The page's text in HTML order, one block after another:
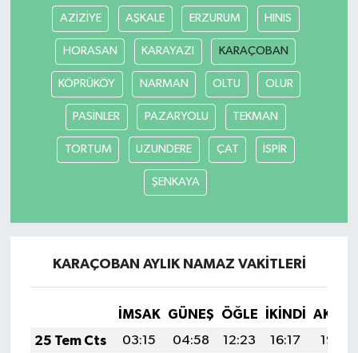
AZİZİYE AŞKALE ERZURUM HINIS
HORASAN KARAYAZI KARAÇOBAN
KÖPRÜKÖY NARMAN OLTU OLUR
PASİNLER PAZARYOLU TEKMAN
TORTUM UZUNDERE ÇAT İSPİR
ŞENKAYA
KARAÇOBAN AYLIK NAMAZ VAKITLERI
İMSAK GÜNEŞ ÖĞLE İKINDI
25 Tem Cts
03:15 04:58 12:23 16:17
19:38